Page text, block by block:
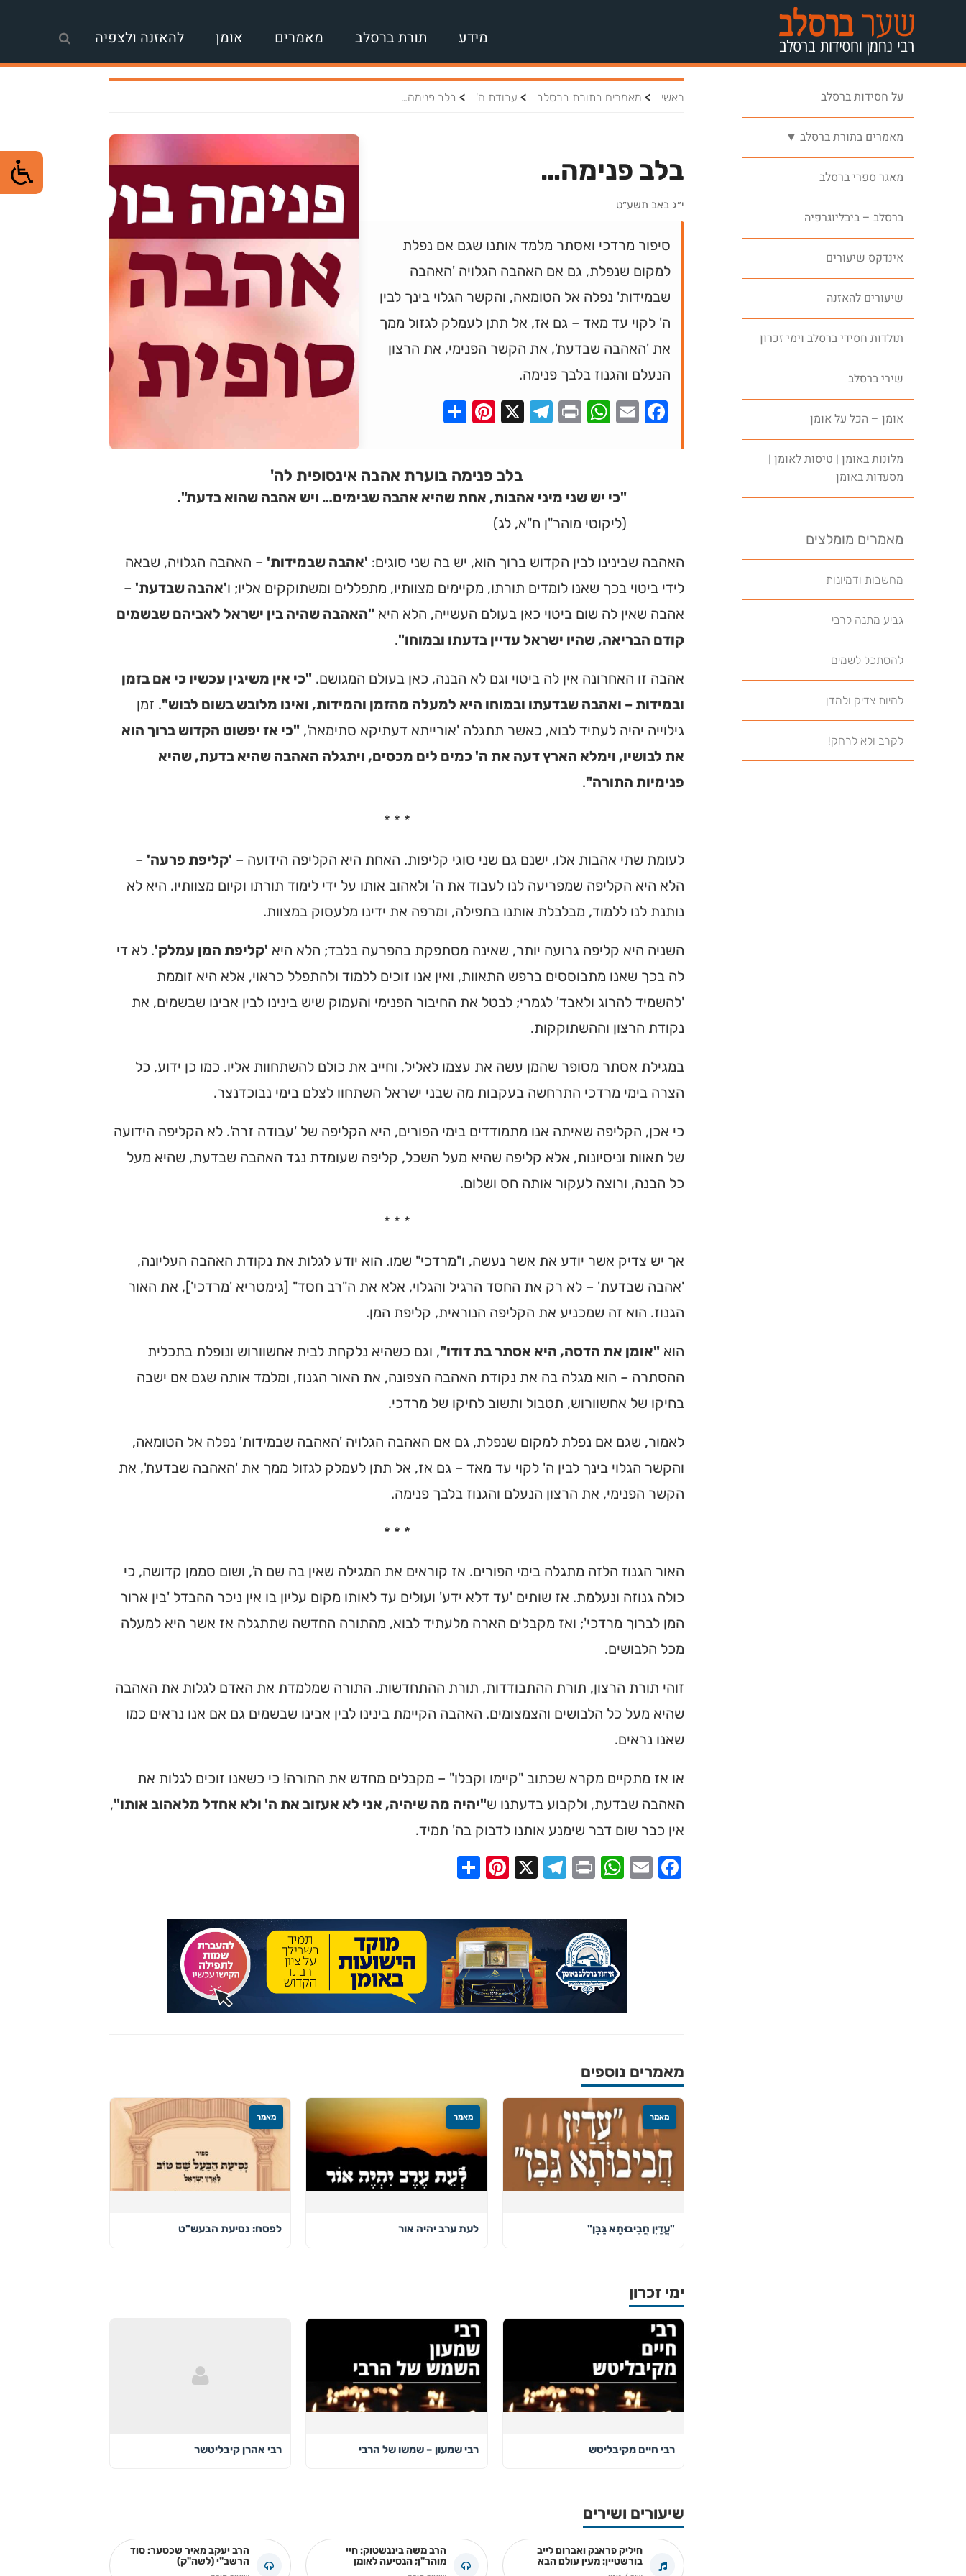
מידע תורת ברסלב מאמרים אומן להאזנה ולצפיה
על חסידות ברסלב
מאמרים בתורת ברסלב ▼
מאגר ספרי ברסלב
ברסלב – ביבליוגרפיה
אינדקס שיעורים
שיעורים להאזנה
תולדות חסידי ברסלב וימי זכרון
שירי ברסלב
אומן – הכל על אומן
מלונות באומן | טיסות לאומן |
מסעדות באומן
מאמרים מומלצים
מחשבות ודמיונות
גביע מתנה לרבי
להסתכל לשמים
להיות צדיק ולמדן
לקרב ולא לרחק!
ראשי > מאמרים בתורת ברסלב > עבודת ה' > בלב פנימה…
בלב פנימה…
י״ג באב תשע״ט
סיפור מרדכי ואסתר מלמד אותנו שגם אם נפלת
למקום שנפלת, גם אם האהבה הגלויה 'האהבה
שבמידות' נפלה אל הטומאה, והקשר הגלוי בינך לבין
ה' לקוי עד מאד – גם אז, אל תתן לעמלק לגזול ממך
את 'האהבה שבדעת', את הקשר הפנימי, את הרצון
הנעלם והגנוז בלבך פנימה.
Facebook
Email
WhatsApp
Print
Telegram
X
Pinterest
בלב פנימה בוערת אהבה אינסופית לה'
"כי יש שני מיני אהבות, אחת שהיא אהבה שבימים… ויש אהבה שהוא בדעת".
(ליקוטי מוהר"ן ח"א, לג)
האהבה שבינינו לבין הקדוש ברוך הוא, יש בה שני סוגים: 'אהבה שבמידות' – האהבה הגלויה, שבאה
לידי ביטוי בכך שאנו לומדים תורתו, מקיימים מצוותיו, מתפללים ומשתוקקים אליו; ו'אהבה שבדעת' –
אהבה שאין לה שום ביטוי כאן בעולם העשייה, הלא היא "האהבה שהיה בין ישראל לאביהם שבשמים
קודם הבריאה, שהיו ישראל עדיין בדעתו ובמוחו".
אהבה זו האחרונה אין לה ביטוי וגם לא הבנה, כאן בעולם המגושם. "כי אין משיגין עכשיו כי אם בזמן
ובמידות – ואהבה שבדעתו ובמוחו היא למעלה מהזמן והמידות, ואינו מלובש בשום לבוש". זמן
גילוייה יהיה לעתיד לבוא, כאשר תתגלה 'אורייתא דעתיקא סתימאה', "כי אז יפשוט הקדוש ברוך הוא
את לבושיו, וימלא הארץ דעה את ה' כמים לים מכסים, ויתגלה האהבה שהיא בדעת, שהיא
פנימיות התורה".
* * *
לעומת שתי אהבות אלו, ישנם גם שני סוגי קליפות. האחת היא הקליפה הידועה – 'קליפת פרעה' –
הלא היא הקליפה שמפריעה לנו לעבוד את ה' ולאהוב אותו על ידי לימוד תורתו וקיום מצוותיו. היא לא
נותנת לנו ללמוד, מבלבלת אותנו בתפילה, ומרפה את ידינו מלעסוק במצוות.
השניה היא קליפה גרועה יותר, שאינה מסתפקת בהפרעה בלבד; הלא היא 'קליפת המן עמלק'. לא די
לה בכך שאנו מתבוססים ברפש התאוות, ואין אנו זוכים ללמוד ולהתפלל כראוי, אלא היא זוממת
'להשמיד להרוג ולאבד' לגמרי; לבטל את החיבור הפנימי והעמוק שיש בינינו לבין אבינו שבשמים, את
נקודת הרצון וההשתוקקות.
במגילת אסתר מסופר שהמן עשה את עצמו לאליל, וחייב את כולם להשתחוות אליו. כמו כן ידוע, כל
הצרה בימי מרדכי התרחשה בעקבות מה שבני ישראל השתחוו לצלם בימי נבוכדנצר.
כי אכן, הקליפה שאיתה אנו מתמודדים בימי הפורים, היא הקליפה של 'עבודה זרה'. לא הקליפה הידועה
של תאוות וניסיונות, אלא קליפה שהיא מעל השכל, קליפה שעומדת נגד האהבה שבדעת, שהיא מעל
כל הבנה, ורוצה לעקור אותה חס ושלום.
* * *
אך יש צדיק אשר יודע את אשר נעשה, ו"מרדכי" שמו. הוא יודע לגלות את נקודת האהבה העליונה,
'אהבה שבדעת' – לא רק את החסד הרגיל והגלוי, אלא את ה"רב חסד" [גימטריא 'מרדכי'], את האור
הגנוז. הוא זה שמכניע את הקליפה הנוראית, קליפת המן.
הוא "אומן את הדסה, היא אסתר בת דודו", וגם כשהיא נלקחת לבית אחשוורוש ונופלת בתכלית
ההסתרה – הוא מגלה בה את נקודת האהבה הצפונה, את האור הגנוז, ומלמד אותה שגם אם ישבה
בחיקו של אחשוורוש, תטבול ותשוב לחיקו של מרדכי.
לאמור, שגם אם נפלת למקום שנפלת, גם אם האהבה הגלויה 'האהבה שבמידות' נפלה אל הטומאה,
והקשר הגלוי בינך לבין ה' לקוי עד מאד – גם אז, אל תתן לעמלק לגזול ממך את 'האהבה שבדעת', את
הקשר הפנימי, את הרצון הנעלם והגנוז בלבך פנימה.
* * *
האור הגנוז הלזה מתגלה בימי הפורים. אז קוראים את המגילה שאין בה שם ה', ושום סממן קדושה, כי
כולה גנוזה ונעלמת. אז שותים 'עד דלא ידע' ועולים עד לאותו מקום עליון בו אין ניכר ההבדל 'בין ארור
המן לברוך מרדכי'; ואז מקבלים הארה מלעתיד לבוא, מהתורה החדשה שתתגלה אז אשר היא למעלה
מכל הלבושים.
זוהי תורת הרצון, תורת ההתבודדות, תורת ההתחדשות. התורה שמלמדת את האדם לגלות את האהבה
שהיא מעל כל הלבושים והצמצומים. האהבה הקיימת בינינו לבין אבינו שבשמים גם אם אנו נראים כמו
שאנו נראים.
או אז מתקיים מקרא שכתוב "קיימו וקבלו" – מקבלים מחדש את התורה! כי כשאנו זוכים לגלות את
האהבה שבדעת, ולקבוע בדעתנו ש"יהיה מה שיהיה, אני לא אעזוב את ה' ולא אחדל מלאהוב אותו",
אין כבר שום דבר שימנע אותנו לדבוק בה' תמיד.
Facebook
Email
WhatsApp
Print
Telegram
Pinterest
מאמרים נוספים
מאמר
"עֲדַיִן חֲבִיבוּתָא גַּבָּן"
מאמר
לעת ערב יהיה אור
מאמר
לפסח: נסיעת הבעש"ט
ימי זכרון
רבי חיים מקיבליטש רבי שמעון – שמשו של הרבי רבי אהרן קיבליטשר
שיעורים ושירים
חיליק פראנק ואברום לייב
בורשטיין: מעין עולם הבא
הרב משה ביננשטוק: חיי
מוהר"ן; הנסיעה לאומן
הרב יעקב מאיר שכטער: סוד
הרשב"י (לשה"ק)